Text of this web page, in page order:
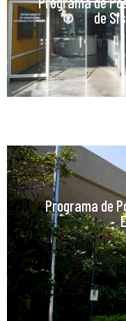
de
Programa de